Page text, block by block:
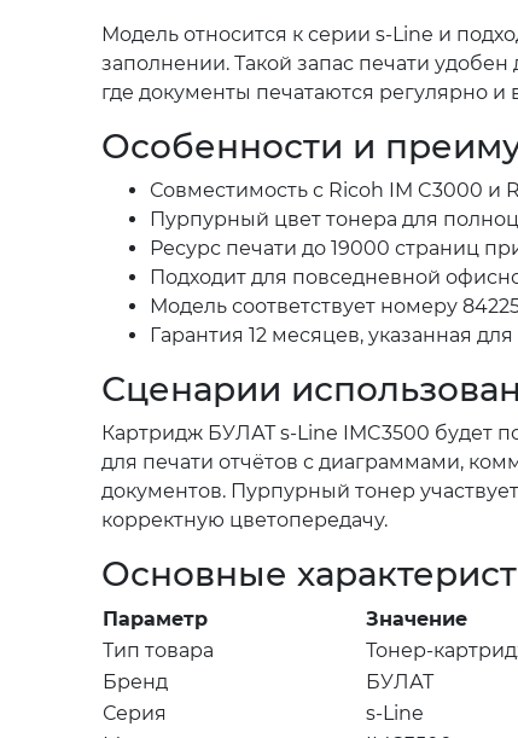
Модель относится к серии s-Line и
заполнении. Такой запас печати
где документы печатаются регулярно и
Особенности и
Совместимость с Ricoh IM C3000 и
Пурпурный цвет тонера для
Ресурс печати до 19000 страниц
Подходит для повседневной
Модель соответствует номеру
Гарантия 12 месяцев, указанная
Сценарии
Картридж БУЛАТ s-Line IMC3500 будет
для печати отчётов с диаграммами,
документов. Пурпурный тонер
корректную цветопередачу.
Основные
Параметр
Значение
Тип товара
Тонер-
Бренд
БУЛАТ
Серия
s-Line